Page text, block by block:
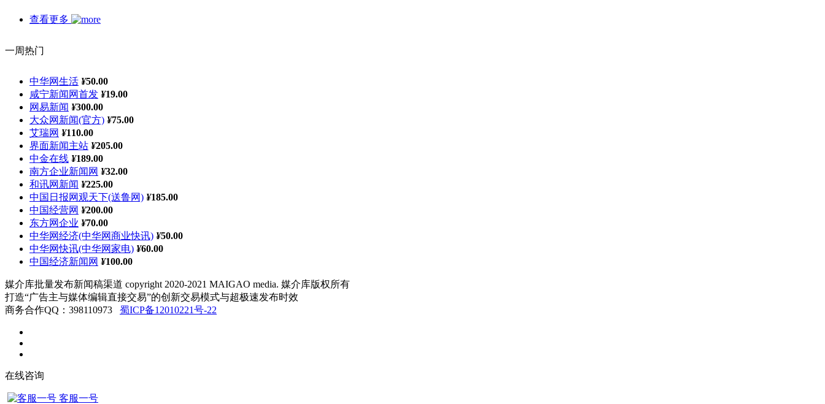
查看更多
一周热门
中华网生活 ¥50.00
咸宁新闻网首发 ¥19.00
网易新闻 ¥300.00
大众网新闻(官方) ¥75.00
艾瑞网 ¥110.00
界面新闻主站 ¥205.00
中金在线 ¥189.00
南方企业新闻网 ¥32.00
和讯网新闻 ¥225.00
中国日报网观天下(送鲁网) ¥185.00
中国经营网 ¥200.00
东方网企业 ¥70.00
中华网经济(中华网商业快讯) ¥50.00
中华网快讯(中华网家电) ¥60.00
中国经济新闻网 ¥100.00
媒介库批量发布新闻稿渠道 copyright 2020-2021 MAIGAO media. 媒介库版权所有
打造“广告主与媒体编辑直接交易”的创新交易模式与超极速发布时效
商务合作QQ：398110973 蜀ICP备12010221号-22
在线咨询
客服一号